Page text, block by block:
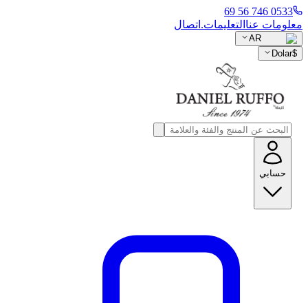
0533 746 56 69
معلومات عنا التعليمات. اتصال
AR
$
Dolar
حسابي